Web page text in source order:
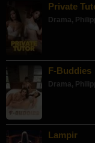
Private
Drama,
F-Buddies
Drama,
Lampir